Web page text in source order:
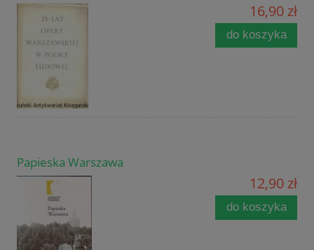
16,90 zł
do koszyka
Papieska Warszawa
12,90 zł
do koszyka